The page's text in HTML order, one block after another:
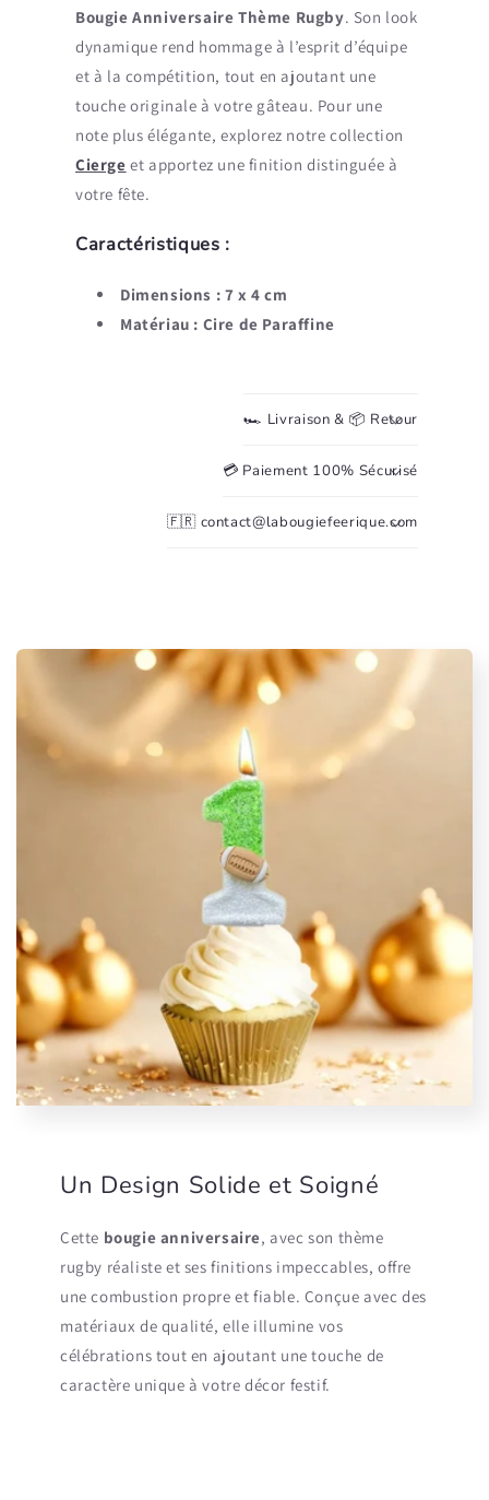
Bougie Anniversaire Thème Rugby. Son look
dynamique rend hommage à l’esprit d’équipe
et à la compétition, tout en ajoutant une
touche originale à votre gâteau. Pour une
note plus élégante, explorez notre collection
Cierge et apportez une finition distinguée à
votre fête.
Caractéristiques :
Dimensions : 7 x 4 cm
Matériau : Cire de Paraffine
🏎️ Livraison & 📦 Retour
💳 Paiement 100% Sécurisé
🇫🇷 contact@labougiefeerique.com
Un Design Solide et Soigné
Cette bougie anniversaire, avec son thème
rugby réaliste et ses finitions impeccables, offre
une combustion propre et fiable. Conçue avec des
matériaux de qualité, elle illumine vos
célébrations tout en ajoutant une touche de
caractère unique à votre décor festif.